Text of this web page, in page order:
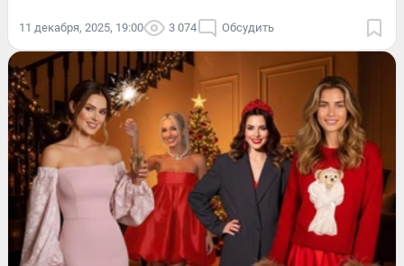
11 декабря, 2025, 19:00 3 074 Обсудить